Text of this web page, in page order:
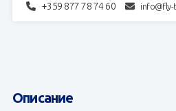
+359 877 78 74 60
Описание